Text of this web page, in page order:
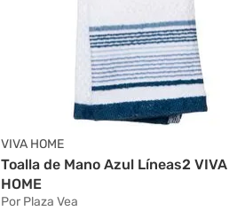
VIVA HOME
Toalla de Mano Azul Líneas2 VIVA
HOME
Por Plaza Vea